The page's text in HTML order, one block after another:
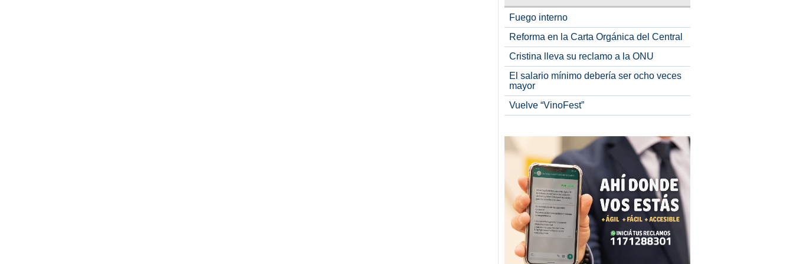
Fuego interno
Reforma en la Carta Orgánica del Central
Cristina lleva su reclamo a la ONU
El salario mínimo debería ser ocho veces
mayor
Vuelve “VinoFest”